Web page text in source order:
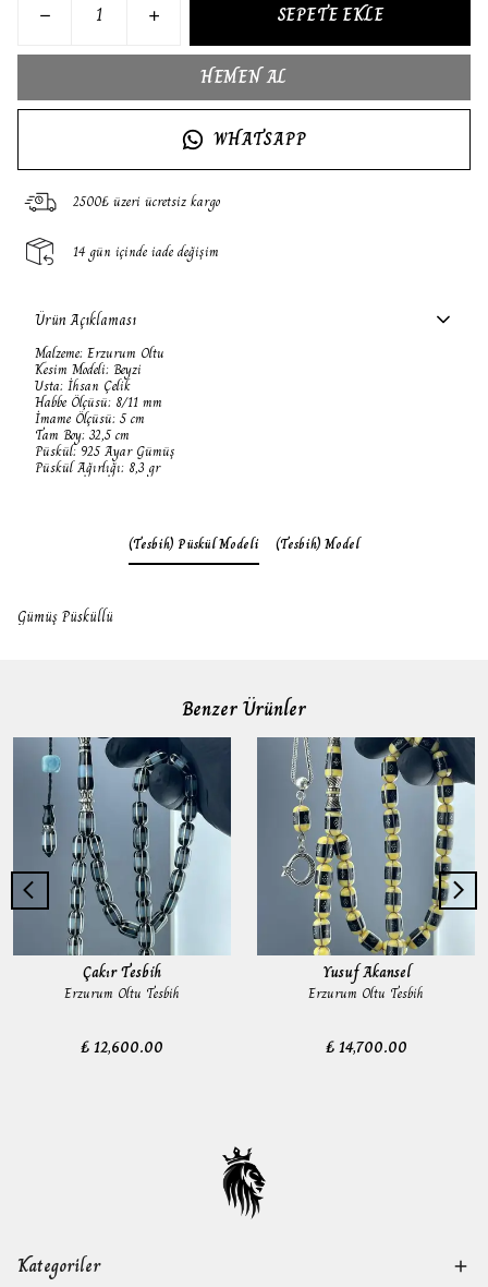
SEPETE EKLE
HEMEN AL
WHATSAPP
2500₺ üzeri ücretsiz kargo
14 gün içinde iade değişim
Ürün Açıklaması
Malzeme: Erzurum Oltu
Kesim Modeli: Beyzi
Usta: İhsan Çelik
Habbe Ölçüsü: 8/11 mm
İmame Ölçüsü: 5 cm
Tam Boy: 32,5 cm
Püskül: 925 Ayar Gümüş
Püskül Ağırlığı: 8,3 gr
(Tesbih) Püskül Modeli (Tesbih) Model
Gümüş Püsküllü
Benzer Ürünler
Çakır Tesbih
Erzurum Oltu Tesbih
₺ 12,600.00
Yusuf Akansel
Erzurum Oltu Tesbih
₺ 14,700.00
Kategoriler